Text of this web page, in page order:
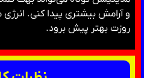
و آرامش بیشتری پیدا کنی.
روزت بهتر پیش برود.